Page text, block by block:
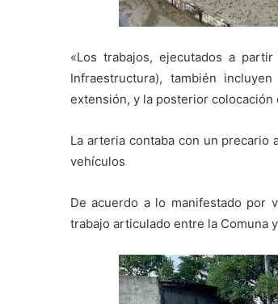
«Los trabajos, ejecutados a
Infraestructura), también
extensión, y la posterior colocación
La arteria contaba con un
vehículos
De acuerdo a lo manifestado por
trabajo articulado entre la Comuna